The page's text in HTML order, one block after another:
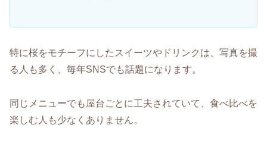
特に桜をモチーフにしたスイーツやドリンクは、写真を撮
る人も多く、毎年SNSでも話題になります。
同じメニューでも屋台ごとに工夫されていて、食べ比べを
楽しむ人も少なくありません。